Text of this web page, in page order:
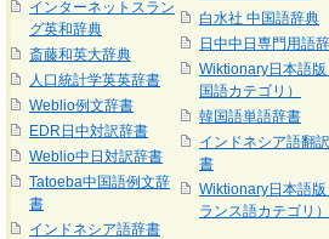
インターネットスラン
グ英和辞典
斎藤和英大辞典
人口統計学英英辞書
Weblio例文辞書
EDR日中対訳辞書
Weblio中日対訳辞書
Tatoeba中国語例文辞
書
インドネシア語辞書
白水社 中国語辞典
日中中日専門用語
Wiktionary日本語版
国語カテゴリ）
韓国語単語辞書
インドネシア語翻
書
Wiktionary日本語版
ランス語カテゴリ）